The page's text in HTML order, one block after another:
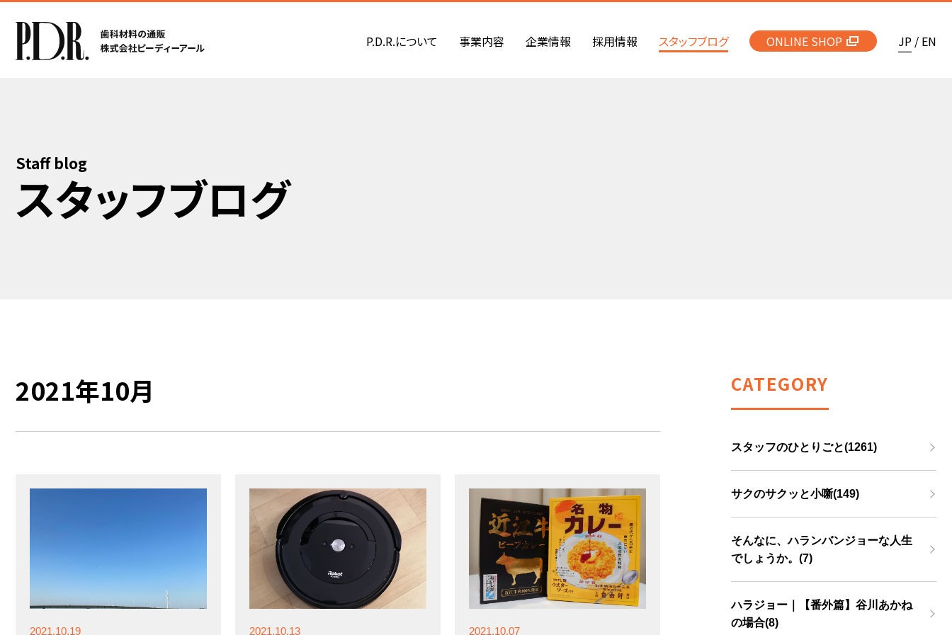
P.D.R.について 事業内容 企業情報 採用情報 スタッフブログ ONLINE SHOP JP / EN
Staff blog
スタッフブログ
2021年10月
2021.10.19
2021.10.13
2021.10.07
CATEGORY
スタッフのひとりごと(1261)
サクのサクッと小噺(149)
そんなに、ハランバンジョーな人生
でしょうか。(7)
ハラジョー｜【番外篇】谷川あかね
の場合(8)